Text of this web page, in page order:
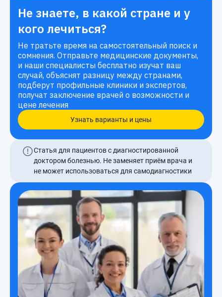
Не знаете, в какой стране и у
кого лечиться?
Не тратьте время на самостоятельный поиск и
сомнения. Отправьте медицинские документы,
и наши специалисты бесплатно изучат ваш
случай, объяснят разницу между странами,
подберут профильные клиники и экспертов,
получат заключение врачей о возможности и
цене лечения
Узнать варианты и цены
Статья для пациентов с диагностированной
доктором болезнью. Не заменяет приём врача и
не может использоваться для самодиагностики